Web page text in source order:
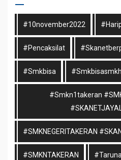
#10november2022
#pencaksilat
#smkbisa
#smkn1takeran
#SMKNEGERITAKERAN
#SMKNTAKERAN #taruna